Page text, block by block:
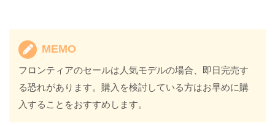
MEMO
フロンティアのセールは人気モデルの場合、即日完売す
る恐れがあります。購入を検討している方はお早めに購
入することをおすすめします。